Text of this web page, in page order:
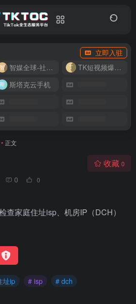
立即入驻
智媒全球-社媒管理平台
TK短视频爆款复刻
斯塔克云手机
• 正文
0 0
收藏 0
查家庭住址isp、机房IP（DCH）
址ip # isp
# dch